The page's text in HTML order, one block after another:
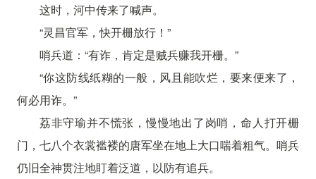
这时，河中传来了喊声。
“灵昌官军，快开栅放行！”
哨兵道：“有诈，肯定是贼兵赚我开栅。”
“你这防线纸糊的一般，风且能吹烂，要来便来了，
何必用诈。”
荔非守瑜并不慌张，慢慢地出了岗哨，命人打开栅
门，七八个衣裳褴褛的唐军坐在地上大口喘着粗气。哨兵
仍旧全神贯注地盯着泛道，以防有追兵。